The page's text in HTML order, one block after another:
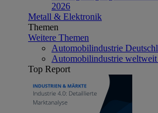
2026
Metall & Elektronik
Themen
Weitere Themen
Automobilindustrie
Automobilindustrie
Top Report